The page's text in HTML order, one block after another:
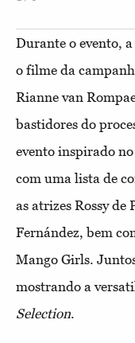
Durante o evento,
o filme da
Rianne van
bastidores do
evento inspirado no
com uma lista de
as atrizes Rossy de
Fernández, bem
Mango Girls.
mostrando a
Selection.